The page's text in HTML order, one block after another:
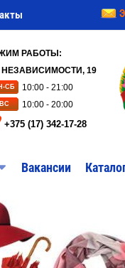
РАБОТЫ:
НЕЗАВИСИМОСТИ, 19
СБ 10:00 - 21:00
10:00 - 20:00
+375 (17) 342-17-28
Вакансии